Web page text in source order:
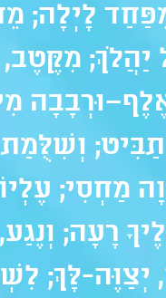
לָיְלָה;
יַהֲלֹךְ;
תַבִּיט;
מַחְסִי;
רָעָה;
יְצַוֶּה-לָּךְ;